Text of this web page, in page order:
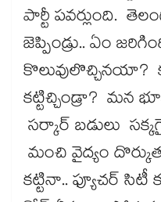
పార్టీ పవర్లుంది.
జెప్పిండ్రు.. ఏం
కొలువులొచ్చినయా?
కట్టిచ్చిండ్రా? మన
సర్కార్ బడులు
మంచి వైద్యం
కట్టినా.. ఫ్యూచర్ సిటీ